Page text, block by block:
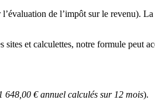
de l’impôt sur le revenu).
et calculettes, notre formule peut
648,00 € annuel calculés sur 12 mois).